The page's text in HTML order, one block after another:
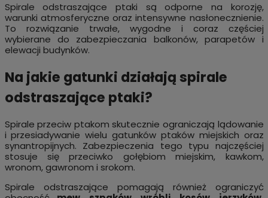
Spirale odstraszające ptaki są odporne na korozję,
warunki atmosferyczne oraz intensywne nasłonecznienie.
To rozwiązanie trwałe, wygodne i coraz częściej
wybierane do zabezpieczania balkonów, parapetów i
elewacji budynków.
Na jakie gatunki działają spirale
odstraszające ptaki?
Spirale przeciw ptakom skutecznie ograniczają lądowanie
i przesiadywanie wielu gatunków ptaków miejskich oraz
synantropijnych. Zabezpieczenia tego typu najczęściej
stosuje się przeciwko gołębiom miejskim, kawkom,
wronom, gawronom i srokom.
Spirale odstraszające pomagają również ograniczyć